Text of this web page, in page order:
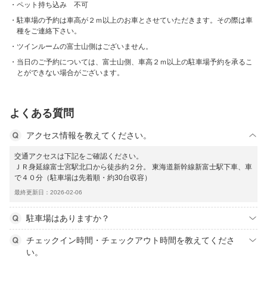
ペット持ち込み 不可
駐車場の予約は車高が２ｍ以上のお車とさせていただきます。その際は車
種をご連絡下さい。
ツインルームの富士山側はございません。
当日のご予約については、富士山側、車高２ｍ以上の駐車場予約を承るこ
とができない場合がございます。
よくある質問
アクセス情報を教えてください。
交通アクセスは下記をご確認ください。
ＪＲ身延線富士宮駅北口から徒歩約２分。 東海道新幹線新富士駅下車、車
で４０分（駐車場は先着順・約30台収容）
最終更新日：2026-02-06
駐車場はありますか？
チェックイン時間・チェックアウト時間を教えてくださ
い。